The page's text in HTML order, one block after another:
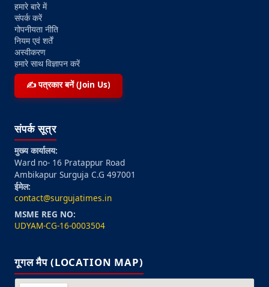
हमारे बारे में
संपर्क करें
गोपनीयता नीति
नियम एवं शर्तें
अस्वीकरण
हमारे साथ विज्ञापन करें
✍️ पत्रकार बनें (Join Us)
संपर्क सूत्र
मुख्य कार्यालय:
Ward no- 16 Pratappur Road
Ambikapur Surguja C.G 497001
ईमेल:
contact@surgujatimes.in
MSME REG NO:
UDYAM-CG-16-0003504
गूगल मैप (LOCATION MAP)